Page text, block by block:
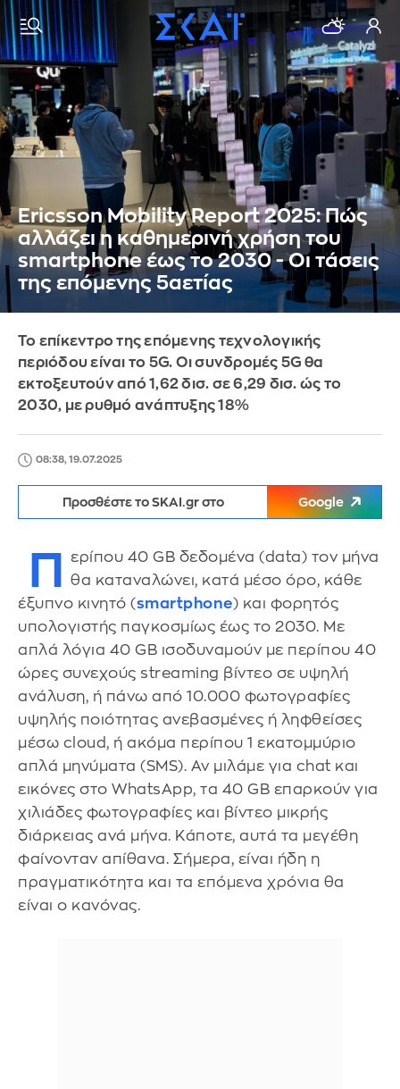
Ericsson Mobility Report 2025: Πώς
αλλάζει η καθημερινή χρήση του
smartphone έως το 2030 - Οι τάσεις
της επόμενης 5αετίας
Το επίκεντρο της επόμενης τεχνολογικής
περιόδου είναι το 5G. Οι συνδρομές 5G θα
εκτοξευτούν από 1,62 δισ. σε 6,29 δισ. ώς το
2030, με ρυθμό ανάπτυξης 18%
08:38, 19.07.2025
Προσθέστε το SKAI.gr στο Google
Π
ερίπου 40 GB δεδομένα (data) τον μήνα
θα καταναλώνει, κατά μέσο όρο, κάθε
έξυπνο κινητό (smartphone) και φορητός
υπολογιστής παγκοσμίως έως το 2030. Με
απλά λόγια 40 GB ισοδυναμούν με περίπου 40
ώρες συνεχούς streaming βίντεο σε υψηλή
ανάλυση, ή πάνω από 10.000 φωτογραφίες
υψηλής ποιότητας ανεβασμένες ή ληφθείσες
μέσω cloud, ή ακόμα περίπου 1 εκατομμύριο
απλά μηνύματα (SMS). Αν μιλάμε για chat και
εικόνες στο WhatsApp, τα 40 GB επαρκούν για
χιλιάδες φωτογραφίες και βίντεο μικρής
διάρκειας ανά μήνα. Κάποτε, αυτά τα μεγέθη
φαίνονταν απίθανα. Σήμερα, είναι ήδη η
πραγματικότητα και τα επόμενα χρόνια θα
είναι ο κανόνας.